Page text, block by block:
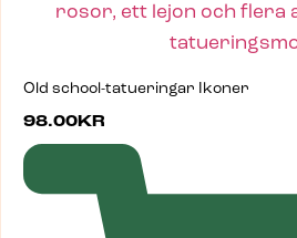
Old school-tatueringar Ikoner
98.00KR